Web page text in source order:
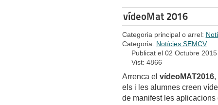
vídeoMat 2016
Categoria principal o arrel:
Categoria: Notícies SEMCV
Publicat el 02 Octubre 2015
Vist: 4866
Arrenca el vídeoMAT2016,
els i les alumnes creen
de manifest les